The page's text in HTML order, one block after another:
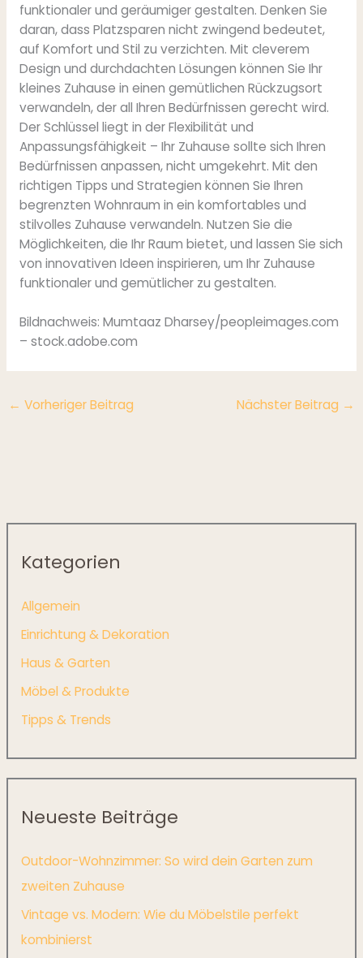
funktionaler und geräumiger gestalten. Denken Sie
daran, dass Platzsparen nicht zwingend bedeutet,
auf Komfort und Stil zu verzichten. Mit cleverem
Design und durchdachten Lösungen können Sie Ihr
kleines Zuhause in einen gemütlichen Rückzugsort
verwandeln, der all Ihren Bedürfnissen gerecht wird.
Der Schlüssel liegt in der Flexibilität und
Anpassungsfähigkeit – Ihr Zuhause sollte sich Ihren
Bedürfnissen anpassen, nicht umgekehrt. Mit den
richtigen Tipps und Strategien können Sie Ihren
begrenzten Wohnraum in ein komfortables und
stilvolles Zuhause verwandeln. Nutzen Sie die
Möglichkeiten, die Ihr Raum bietet, und lassen Sie sich
von innovativen Ideen inspirieren, um Ihr Zuhause
funktionaler und gemütlicher zu gestalten.
Bildnachweis: Mumtaaz Dharsey/peopleimages.com
– stock.adobe.com
← Vorheriger Beitrag Nächster Beitrag →
Kategorien
Allgemein
Einrichtung & Dekoration
Haus & Garten
Möbel & Produkte
Tipps & Trends
Neueste Beiträge
Outdoor-Wohnzimmer: So wird dein Garten zum
zweiten Zuhause
Vintage vs. Modern: Wie du Möbelstile perfekt
kombinierst